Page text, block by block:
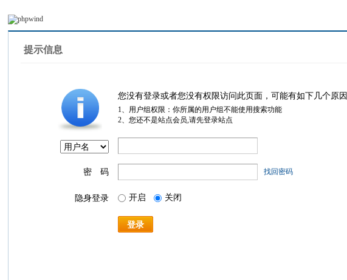
提示信息
您没有登录或者您没有权限访问此页面，可能有如下几个原因
1、用户组权限：你所属的用户组不能使用搜索功能
2、您还不是站点会员,请先登录站点
密 码 找回密码
隐身登录 开启 关闭
登录